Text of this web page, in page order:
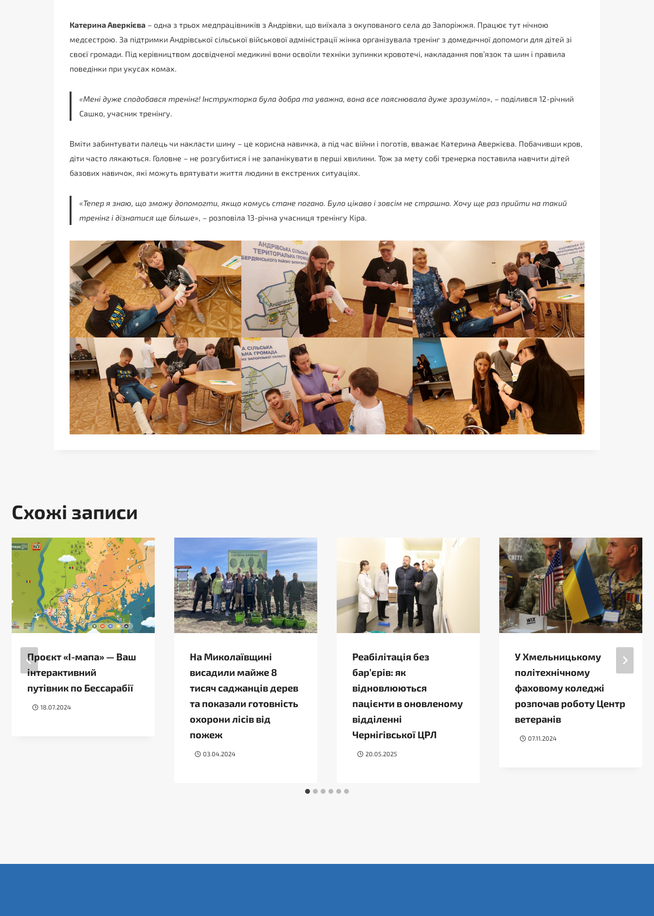
Катерина Аверкієва – одна з трьох медпрацівників з Андрівки, що виїхала з окупованого села до Запоріжжя. Працює тут нічною
медсестрою. За підтримки Андрівської сільської військової адміністрації жінка організувала тренінг з домедичної допомоги для дітей зі
своєї громади. Під керівництвом досвідченої медикині вони освоїли техніки зупинки кровотечі, накладання пов’язок та шин і правила
поведінки при укусах комах.
«Мені дуже сподобався тренінг! Інструкторка була добра та уважна, вона все пояснювала дуже зрозуміло», – поділився 12-річний
Сашко, учасник тренінгу.
Вміти забинтувати палець чи накласти шину – це корисна навичка, а під час війни і поготів, вважає Катерина Аверкієва. Побачивши кров,
діти часто лякаються. Головне – не розгубитися і не запанікувати в перші хвилини. Тож за мету собі тренерка поставила навчити дітей
базових навичок, які можуть врятувати життя людини в екстрених ситуаціях.
«Тепер я знаю, що зможу допомогти, якщо комусь стане погано. Було цікаво і зовсім не страшно. Хочу ще раз прийти на такий
тренінг і дізнатися ще більше», – розповіла 13-річна учасниця тренінгу Кіра.
Схожі записи
Проєкт «І-мапа» — Ваш
інтерактивний
путівник по Бессарабії
18.07.2024
На Миколаївщині
висадили майже 8
тисяч саджанців дерев
та показали готовність
охорони лісів від
пожеж
03.04.2024
Реабілітація без
бар’єрів: як
відновлюються
пацієнти в оновленому
відділенні
Чернігівської ЦРЛ
20.05.2025
У Хмельницькому
політехнічному
фаховому коледжі
розпочав роботу Центр
ветеранів
07.11.2024